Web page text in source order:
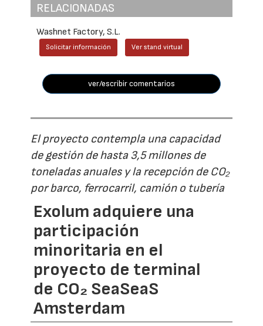
RELACIONADAS
Washnet Factory, S.L.
Solicitar información Ver stand virtual
ver/escribir comentarios
El proyecto contempla una capacidad
de gestión de hasta 3,5 millones de
toneladas anuales y la recepción de CO₂
por barco, ferrocarril, camión o tubería
Exolum adquiere una
participación
minoritaria en el
proyecto de terminal
de CO₂ SeaSeaS
Amsterdam